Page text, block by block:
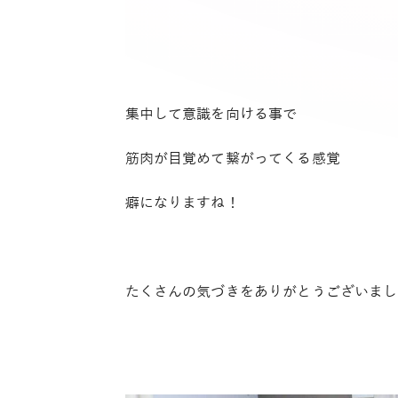
集中して意識を向ける事で
筋肉が目覚めて繋がってくる感覚
癖になりますね！
たくさんの気づきをありがとうございま